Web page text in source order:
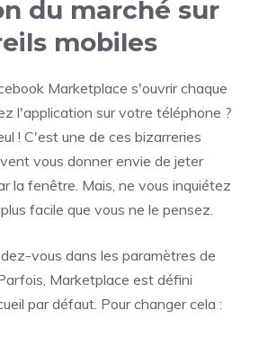
du marché sur
mobiles
Marketplace s'ouvrir chaque
l'application sur votre téléphone ?
! C'est une de ces bizarreries
vous donner envie de jeter
la fenêtre. Mais, ne vous inquiétez
facile que vous ne le pensez.
vous dans les paramètres de
Marketplace est défini
par défaut. Pour changer cela :